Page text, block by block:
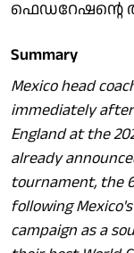
ഫെഡറേഷന്റെ
Summary
Mexico head
immediately
England at the
already
tournament, the
following
campaign as a